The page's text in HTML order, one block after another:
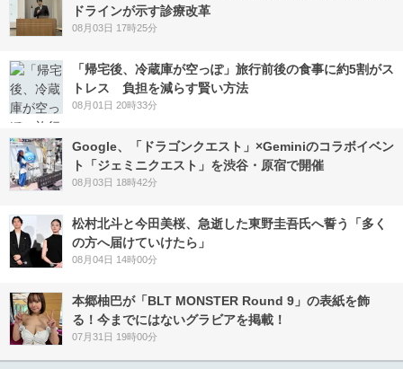
ドラインが示す診療改革
08月03日 17時25分
「帰宅後、冷蔵庫が空っぽ」旅行前後の食事に約5割がス
トレス 負担を減らす賢い方法
08月01日 20時33分
Google、「ドラゴンクエスト」×Geminiのコラボイベン
ト「ジェミニクエスト」を渋谷・原宿で開催
08月03日 18時42分
松村北斗と今田美桜、急逝した東野圭吾氏へ誓う「多く
の方へ届けていけたら」
08月04日 14時00分
本郷柚巴が「BLT MONSTER Round 9」の表紙を飾
る！今までにはないグラビアを掲載！
07月31日 19時00分